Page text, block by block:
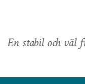
En stabil och väl